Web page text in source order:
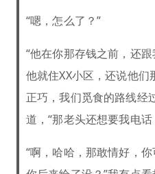
“嗯，怎么了？”
“他在你那存钱之前，还
他就住XX小区，还说他
正巧，我们觅食的路线经
道，“那老头还想要我电
“啊，哈哈，那敢情好，